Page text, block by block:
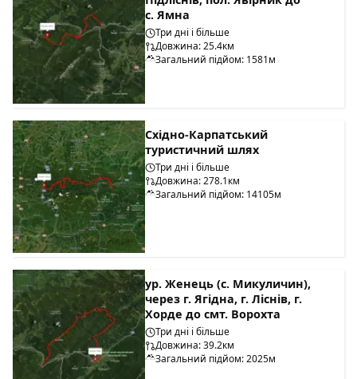
с. Ямна
Три дні і більше
Довжина: 25.4км
Загальний підйом: 1581м
Східно-Карпатський
туристичний шлях
Три дні і більше
Довжина: 278.1км
Загальний підйом: 14105м
ур. Женець (с. Микуличин),
через г. Ягідна, г. Ліснів, г.
Хорде до смт. Ворохта
Три дні і більше
Довжина: 39.2км
Загальний підйом: 2025м